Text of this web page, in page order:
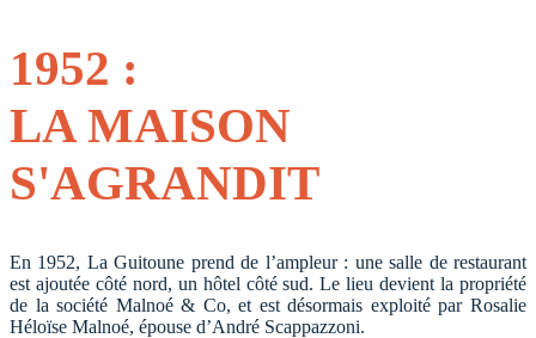
1952 :
LA MAISON
S'AGRANDIT
En 1952, La Guitoune prend de l’ampleur : une salle de restaurant
est ajoutée côté nord, un hôtel côté sud. Le lieu devient la propriété
de la société Malnoé & Co, et est désormais exploité par Rosalie
Héloïse Malnoé, épouse d’André Scappazzoni.